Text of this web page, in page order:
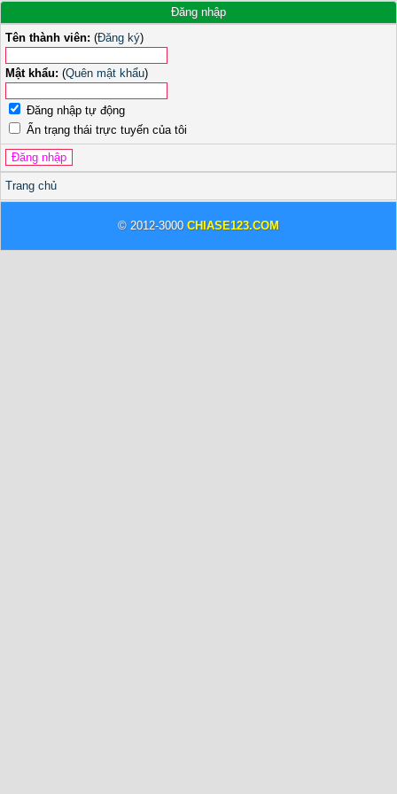
Đăng nhập
Tên thành viên: (Đăng ký)
Mật khẩu: (Quên mật khẩu)
Đăng nhập tự động
Ẩn trạng thái trực tuyến của tôi
Trang chủ
© 2012-3000 CHIASE123.COM